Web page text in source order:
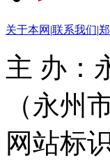
关于本网 |联系我们|
主 办：
（永州
网站标